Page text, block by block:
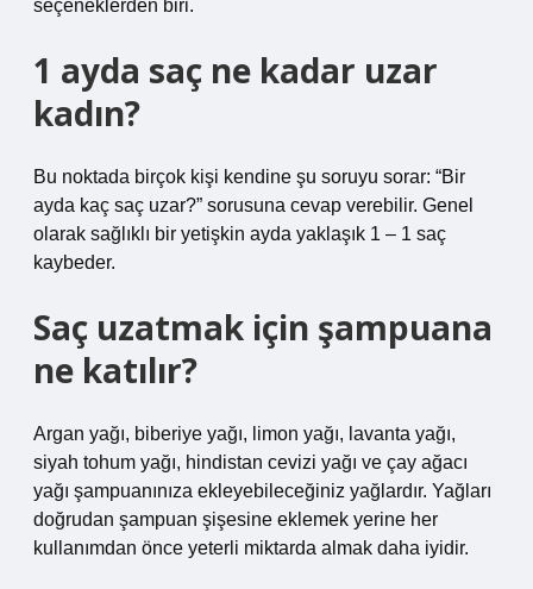
seçeneklerden biri.
1 ayda saç ne kadar uzar
kadın?
Bu noktada birçok kişi kendine şu soruyu sorar: “Bir
ayda kaç saç uzar?” sorusuna cevap verebilir. Genel
olarak sağlıklı bir yetişkin ayda yaklaşık 1 – 1 saç
kaybeder.
Saç uzatmak için şampuana
ne katılır?
Argan yağı, biberiye yağı, limon yağı, lavanta yağı,
siyah tohum yağı, hindistan cevizi yağı ve çay ağacı
yağı şampuanınıza ekleyebileceğiniz yağlardır. Yağları
doğrudan şampuan şişesine eklemek yerine her
kullanımdan önce yeterli miktarda almak daha iyidir.